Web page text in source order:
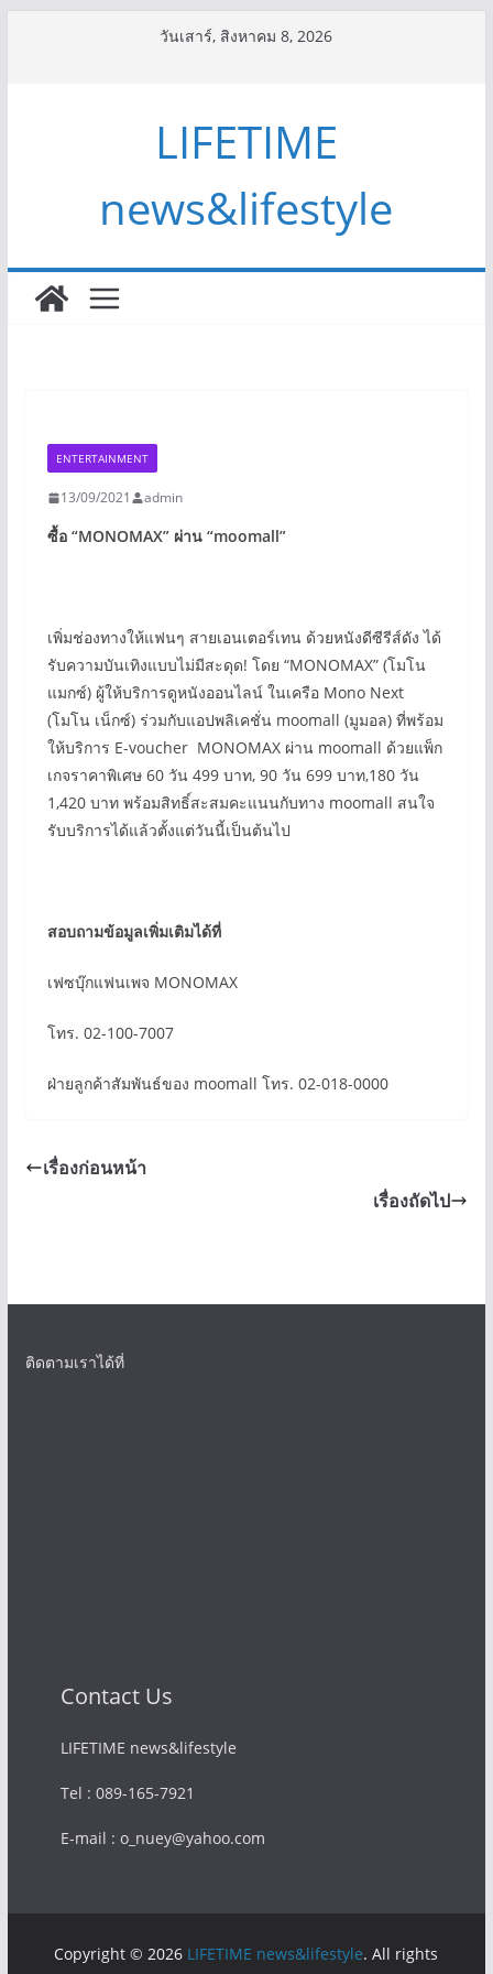
วันเสาร์, สิงหาคม 8, 2026
LIFETIME
news&lifestyle
ENTERTAINMENT
13/09/2021 admin
ซื้อ “MONOMAX” ผ่าน “moomall”
เพิ่มช่องทางให้แฟนๆ สายเอนเตอร์เทน ด้วยหนังดีซีรีส์ดัง ได้
รับความบันเทิงแบบไม่มีสะดุด! โดย “MONOMAX” (โมโน
แมกซ์) ผู้ให้บริการดูหนังออนไลน์ ในเครือ Mono Next
(โมโน เน็กซ์) ร่วมกับแอปพลิเคชั่น moomall (มูมอล) ที่พร้อม
ให้บริการ E-voucher MONOMAX ผ่าน moomall ด้วยแพ็ก
เกจราคาพิเศษ 60 วัน 499 บาท, 90 วัน 699 บาท,180 วัน
1,420 บาท พร้อมสิทธิ์สะสมคะแนนกับทาง moomall สนใจ
รับบริการได้แล้วตั้งแต่วันนี้เป็นต้นไป
สอบถามข้อมูลเพิ่มเติมได้ที่
เฟซบุ๊กแฟนเพจ MONOMAX
โทร. 02-100-7007
ฝ่ายลูกค้าสัมพันธ์ของ moomall โทร. 02-018-0000
เรื่องก่อนหน้า
เรื่องถัดไป
ติดตามเราได้ที่
Contact Us
LIFETIME news&lifestyle
Tel : 089-165-7921
E-mail : o_nuey@yahoo.com
Copyright © 2026 LIFETIME news&lifestyle. All rights